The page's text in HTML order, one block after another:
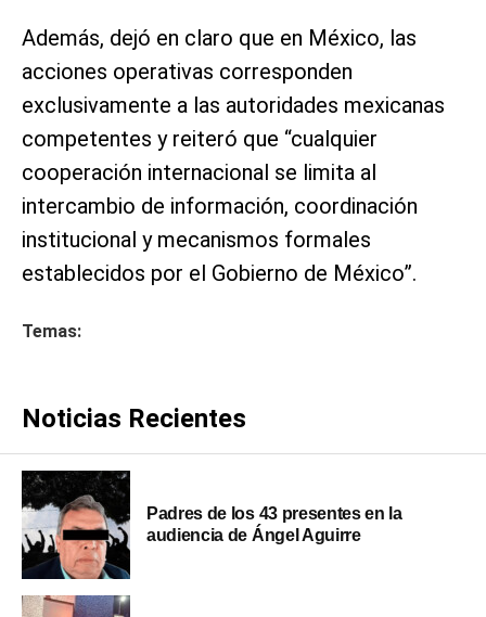
Además, dejó en claro que en México, las
acciones operativas corresponden
exclusivamente a las autoridades mexicanas
competentes y reiteró que “cualquier
cooperación internacional se limita al
intercambio de información, coordinación
institucional y mecanismos formales
establecidos por el Gobierno de México”.
Temas:
Noticias Recientes
Padres de los 43 presentes en la
audiencia de Ángel Aguirre